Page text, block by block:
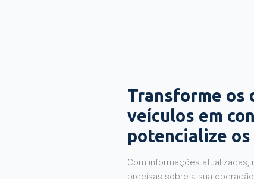
Transforme os
veículos em
potencialize
Com informações
precisas sobre a sua